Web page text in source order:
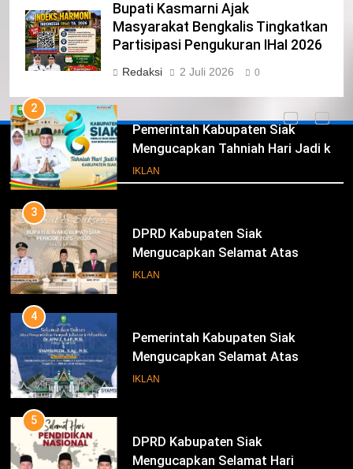
Bupati Kasmarni Ajak
Masyarakat Bengkalis Tingkatkan
Partisipasi Pengukuran IHaI 2026
Redaksi 2 Juli 2026 0
Iklan
Pemerintah Kabupaten Siak
Mengucapkan Tahniah Hari Jadi ke-
IKLAN
3
DPRD Kabupaten Siak
Mengucapkan Selamat Atas
Pengambilan Sumpah Jabatan
Bupati Dan Wakil Bupati Siak
IKLAN
4
Pemerintah Kabupaten Siak
Mengucapkan Selamat Atas
Pengambilan Sumpah Jabatan
IKLAN
5
DPRD Kabupaten Siak
Mengucapkan Selamat Hari
Pendidikan Nasional
IKLAN
6
Sekretaris DPRD Kabupaten Siak
Mengucapkan Selamat Hari Buruh